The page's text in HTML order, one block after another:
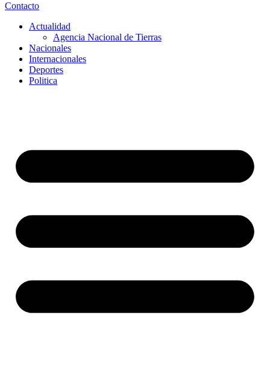
Contacto
Actualidad
Agencia Nacional de Tierras
Nacionales
Internacionales
Deportes
Politica